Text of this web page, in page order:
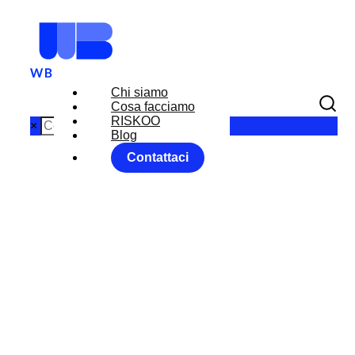
Chi siamo
Cosa facciamo
RISKOO
Blog
Contattaci
×
OMBRE E